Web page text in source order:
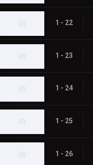
1 - 22
1 - 23
1 - 24
1 - 25
1 - 26